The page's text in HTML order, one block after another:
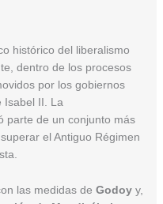
histórico del liberalismo
dentro de los procesos
por los gobiernos
Isabel II. La
parte de un conjunto más
el Antiguo Régimen
las medidas de Godoyy,